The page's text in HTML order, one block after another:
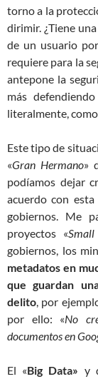
torno a la
dirimir. ¿Tiene
de un usuario
requiere para la
antepone la
más
literalmente, como
Este tipo de
«Gran Hermano»
podíamos dejar
acuerdo con
gobiernos. Me
proyectos «
gobiernos, los
metadatos en
que guardan
delito , por
por ello: «No
documentos en
El «Big Data» y